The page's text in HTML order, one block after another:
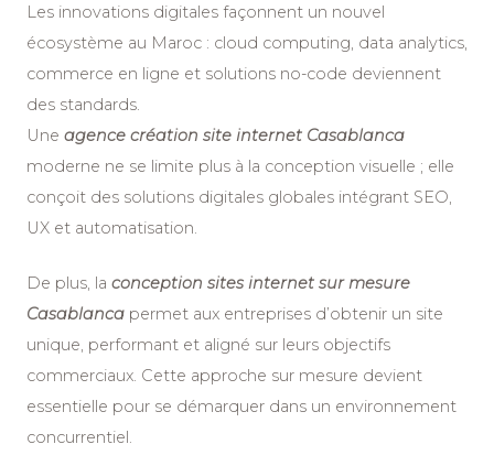
Les innovations digitales façonnent un nouvel
écosystème au Maroc : cloud computing, data analytics,
commerce en ligne et solutions no-code deviennent
des standards.
Une agence création site internet Casablanca
moderne ne se limite plus à la conception visuelle ; elle
conçoit des solutions digitales globales intégrant SEO,
UX et automatisation.
De plus, la conception sites internet sur mesure
Casablanca permet aux entreprises d’obtenir un site
unique, performant et aligné sur leurs objectifs
commerciaux. Cette approche sur mesure devient
essentielle pour se démarquer dans un environnement
concurrentiel.